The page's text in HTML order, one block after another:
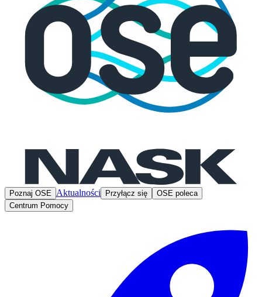
Poznaj OSE Aktualności Przyłącz się
OSE poleca
Centrum Pomocy